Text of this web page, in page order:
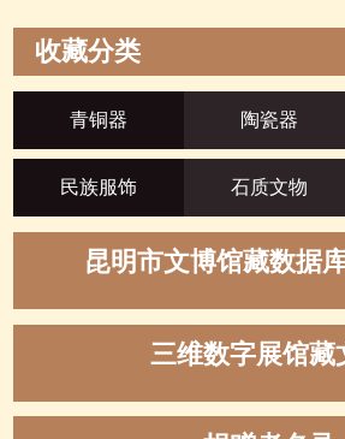
收藏分类
青铜器 陶瓷器
民族服饰 石质文物
昆明市文博馆藏数据
三维数字展馆藏